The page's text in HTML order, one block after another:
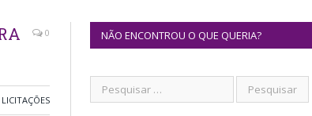
0
LICITAÇÕES
NÃO ENCONTROU O QUE QUERIA?